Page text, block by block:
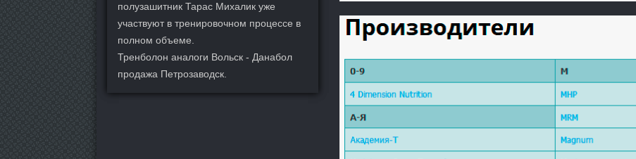
полузашитник Тарас Михалик уже
участвуют в тренировочном процессе в
полном объеме.
Тренболон аналоги Вольск - Данабол
продажа Петрозаводск.